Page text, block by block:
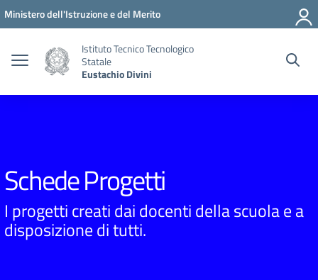
Vai ai contenuti
Vai al menu di navigazione
Vai al footer
Ministero dell'Istruzione e del Merito
Istituto Tecnico Tecnologico
Statale
Eustachio Divini
Schede Progetti
I progetti creati dai docenti della scuola e a
disposizione di tutti.